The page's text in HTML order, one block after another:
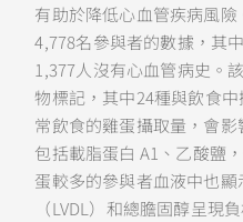
有助於降低心血管疾病風
4,778名參與者的數據，其
1,377人沒有心血管病史。
物標記，其中24種與飲食
常飲食的雞蛋攝取量，會影
包括載脂蛋白 A1、乙酸鹽
蛋較多的參與者血液中也顯
（LVDL）和總膽固醇呈現